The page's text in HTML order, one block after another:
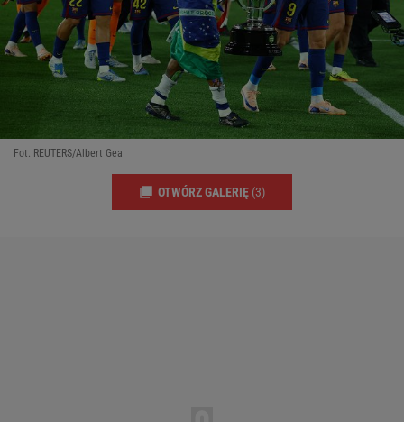
Fot. REUTERS/Albert Gea
OTWÓRZ GALERIĘ (3)